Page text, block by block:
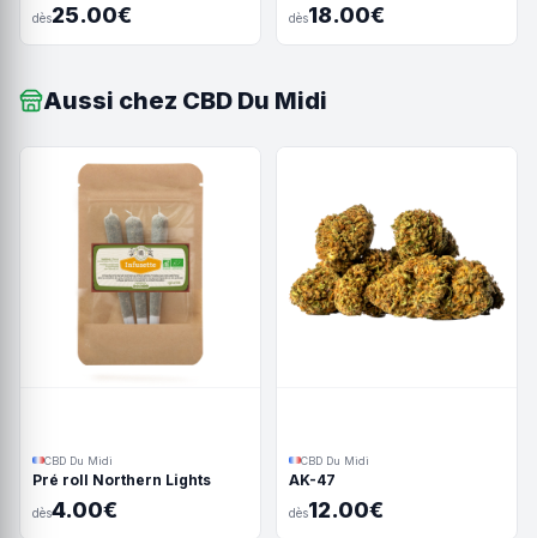
dès25.00€ dès18.00€
Aussi chez CBD Du Midi
CBD Du Midi
Pré roll Northern Lights
dès4.00€
CBD Du Midi
AK-47
dès12.00€